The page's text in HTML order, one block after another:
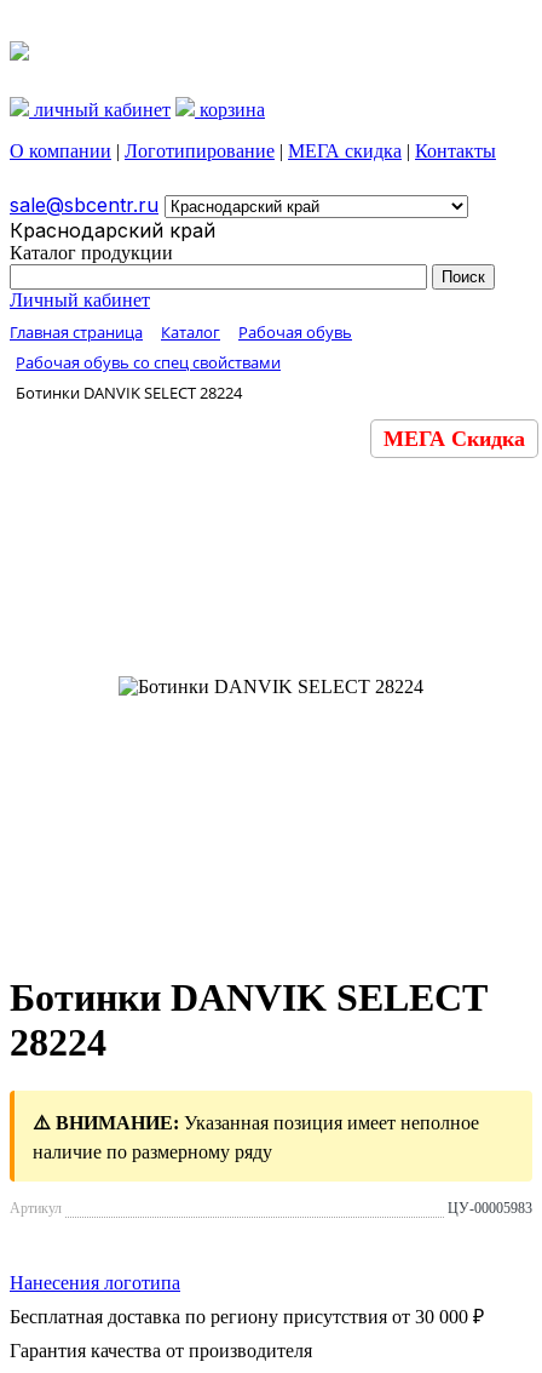
личный кабинет
корзина
О компании | Логотипирование | МЕГА скидка | Контакты
sale@sbcentr.ru
Краснодарский край
Каталог продукции
Личный кабинет
Главная страница Каталог
Рабочая обувь
Рабочая обувь со спец свойствами
Ботинки DANVIK SELECT 28224
МЕГА Скидка
Ботинки DANVIK SELECT
28224
⚠️ ВНИМАНИЕ: Указанная позиция имеет неполное
наличие по размерному ряду
Артикул ЦУ-00005983
Нанесения логотипа
Бесплатная доставка по региону присутствия от 30 000 ₽
Гарантия качества от производителя